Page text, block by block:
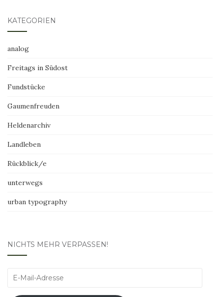
KATEGORIEN
analog
Freitags in Südost
Fundstücke
Gaumenfreuden
Heldenarchiv
Landleben
Rückblick/e
unterwegs
urban typography
NICHTS MEHR VERPASSEN!
E-